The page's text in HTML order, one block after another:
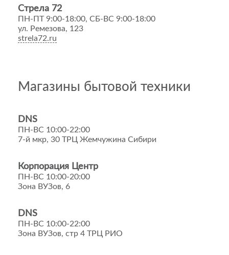
Стрела 72
ПН-ПТ 9:00-18:00, СБ-ВС 9:00-18:00
ул. Ремезова, 123
strela72.ru
Магазины бытовой техники
DNS
ПН-ВС 10:00-22:00
7-й мкр, 30 ТРЦ Жемчужина Сибири
Корпорация Центр
ПН-ВС 10:00-20:00
Зона ВУЗов, 6
DNS
ПН-ВС 10:00-22:00
Зона ВУЗов, стр 4 ТРЦ РИО